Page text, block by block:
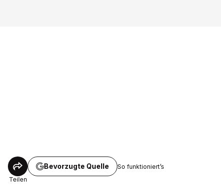
Teilen
Bevorzugte Quelle So funktioniert’s